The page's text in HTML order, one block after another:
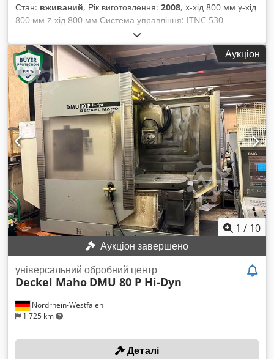
Стан: вживаний, Рік виготовлення: 2008, x-хід 800 мм y-хід
800 мм z-хід 800 мм Система управління: iTNC 530
Heidenhain Макс. оберти: 18 000 об/хв Потужність приводу
– головний шпиндель: 28 / 19 кВт Макс. крутний момент:
121 / 82 Нм Кріплення інструменту: HSK-A63 Dedpfx
Aisukwatsxekr Поворотний робочий діапазон осі B: 0–190°
Час повороту: 1,2 с Розмір столу: 900 x 700 мм
Максимальне навантаження на стіл: 1 400 кг Поворотний
діапазон по осі C: 360° Кількість інструментальних позицій:
40 Кріплення інструменту: HSK-A63 Час зміни інструменту
(Span-to-Span): близько 5,0 сек Швидкий хід (X / Y / Z): 60 м/
хв Швидкий хід (B): 30 м/хв Швидкий хід (C): 30 м/хв
Максимальна подача: 60 000 мм/хв Загальна споживана
потужність: 64 кВА Маса верстата: близько 14,0 т
Необхідний простір: приблизно 6,5 x 6,5 x 3,5 м 5-осьовий
універсальний обробний центр з ЧПУ DECKEL MAHO – DMU
80 P duoBLOCK - 5 осей - Поворотна фрезерна головка -
Круглий стіл
Аукціон
1 / 10
Аукціон завершено
Nordrhein-Westfalen
1 725 km
універсальний обробний центр
Deckel Maho DMU 80 P Hi-Dyn
Деталі